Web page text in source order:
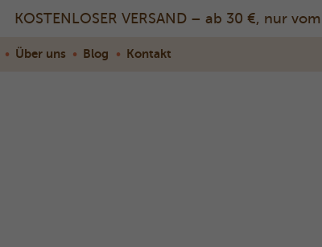
KOSTENLOSER VERSAND – ab 30 €, nur vom
• Über uns • Blog • Kontakt